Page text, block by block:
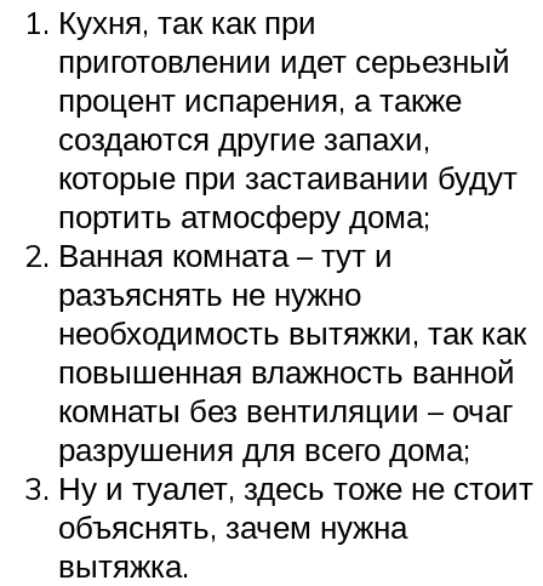
Кухня, так как при
приготовлении идет серьезный
процент испарения, а также
создаются другие запахи,
которые при застаивании будут
портить атмосферу дома;
Ванная комната – тут и
разъяснять не нужно
необходимость вытяжки, так как
повышенная влажность ванной
комнаты без вентиляции – очаг
разрушения для всего дома;
Ну и туалет, здесь тоже не стоит
объяснять, зачем нужна
вытяжка.